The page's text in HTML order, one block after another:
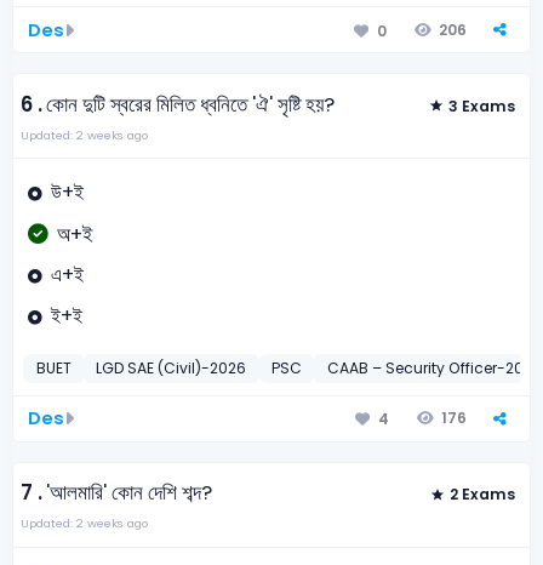
Des 0 206
6 .কোন দুটি স্বরের মিলিত ধ্বনিতে 'ঐ' সৃষ্টি হয়? 3 Exams
Updated: 2 weeks ago
উ+ই
অ+ই
এ+ই
ই+ই
BUET LGD SAE (Civil)-2026 PSC CAAB – Security Officer-2021
Des 4 176
7 .'আলমারি' কোন দেশি শব্দ? 2 Exams
Updated: 2 weeks ago